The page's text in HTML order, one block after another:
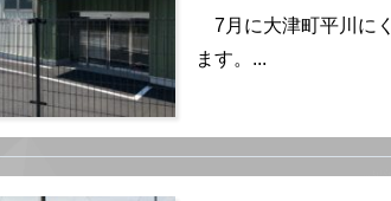
7月に大津町平川に
ます。...